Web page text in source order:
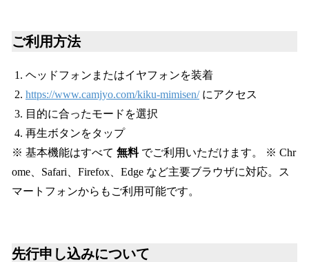
ご利用方法
ヘッドフォンまたはイヤフォンを装着
https://www.camjyo.com/kiku-mimisen/にアクセス
目的に合ったモードを選択
再生ボタンをタップ
※ 基本機能はすべて 無料でご利用いただけます。 ※ Chr
ome、Safari、Firefox、Edge など主要ブラウザに対応。ス
マートフォンからもご利用可能です。
先行申し込みについて